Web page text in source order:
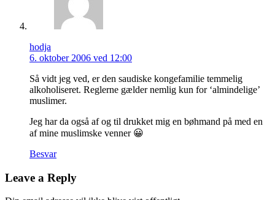
hodja
6. oktober 2006 ved 12:00
Så vidt jeg ved, er den saudiske kongefamilie temmelig
alkoholiseret. Reglerne gælder nemlig kun for ‘almindelige’
muslimer.
Jeg har da også af og til drukket mig en bøhmand på med en
af mine muslimske venner 😀
Besvar
Leave a Reply